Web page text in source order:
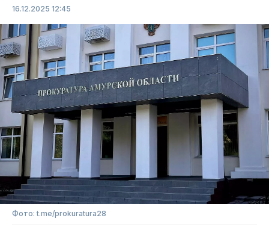
16.12.2025 12:45
Фото: t.me/prokuratura28